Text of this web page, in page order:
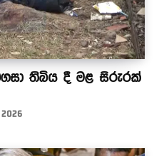
තිබිය දී මළ සිරුරක්